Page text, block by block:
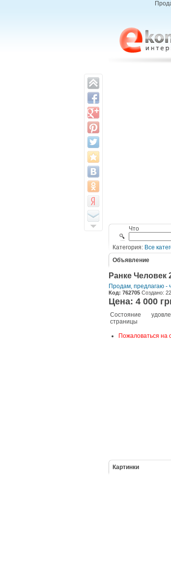
Что
Категория: Все
Объявление
Ранке Человек
Продам, предлагаю -
Код: 762705 Создано:
Цена: 4 000
Состояние
страницы
Пожаловаться на
Картинки